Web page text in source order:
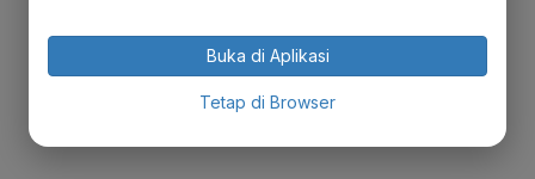
Buka di Aplikasi
Tetap di Browser